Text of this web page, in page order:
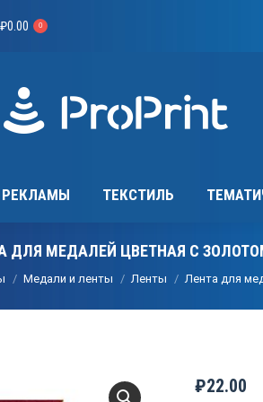
₽0.00 0
РЕКЛАМЫ ТЕКСТИЛЬ
ДЛЯ МЕДАЛЕЙ ЦВЕТНАЯ С
Медали и ленты Ленты Лента для
₽22.00
РЕКЛАМЫ